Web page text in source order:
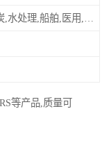
等产品,质量可